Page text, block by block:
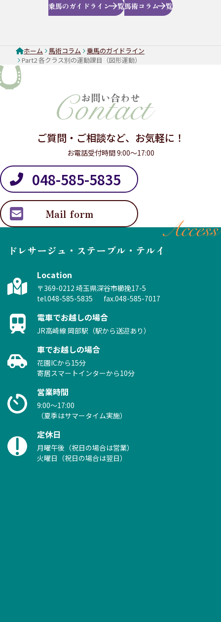
乗馬のガイドライン一覧馬術コラム一覧
ホーム 馬術コラム
乗馬のガイドライン
Part2 各クラス別の運動課目（図形運動）
お問い合わせ
ご質問・ご相談など、お気軽に！
お電話受付時間 9:00～17:00
048-585-5835
Mail form
Access
ドレサージュ・ステーブル・テルイ
Location
〒369-0212 埼玉県深谷市櫛挽17-5
tel.048-585-5835
fax.048-585-7017
電車でお越しの場合
JR高崎線 岡部駅（駅から送迎あり）
車でお越しの場合
花園ICから15分
寄居スマートインターから10分
営業時間
9:00～17:00
（夏季はサマータイム実施）
定休日
月曜午後（祝日の場合は営業）
火曜日（祝日の場合は翌日）